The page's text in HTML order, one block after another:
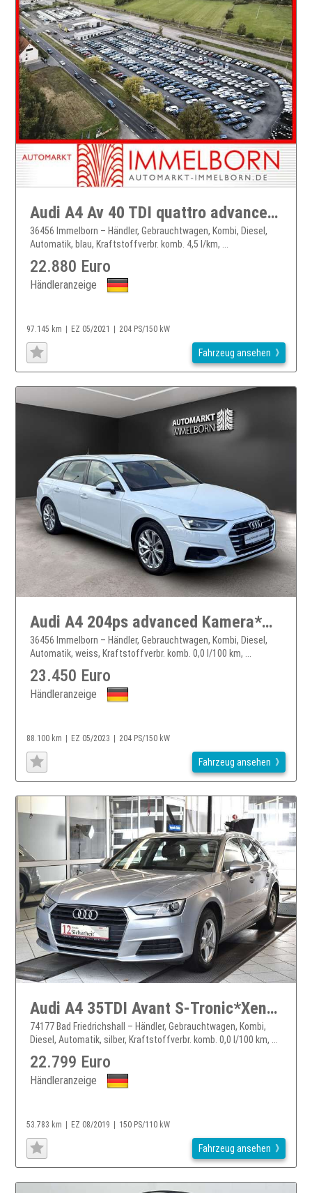
Audi A4 Av 40 TDI quattro advanced Navi*LED*B&O*Shz
36456 Immelborn – Händler, Gebrauchtwagen, Kombi, Diesel,
Automatik, blau, Kraftstoffverbr. komb. 4,5 l/km, ...
22.880 Euro
Händleranzeige
97.145 km EZ 05/2021 204 PS/150 kW
Fahrzeug ansehen
Audi A4 204ps advanced Kamera*AHK*Massag*3Zonen*ACC
36456 Immelborn – Händler, Gebrauchtwagen, Kombi, Diesel,
Automatik, weiss, Kraftstoffverbr. komb. 0,0 l/100 km, ...
23.450 Euro
Händleranzeige
88.100 km EZ 05/2023 204 PS/150 kW
Fahrzeug ansehen
Audi A4 35TDI Avant S-Tronic*Xenon Plus*SHZ*PDC*Navi
74177 Bad Friedrichshall – Händler, Gebrauchtwagen, Kombi,
Diesel, Automatik, silber, Kraftstoffverbr. komb. 0,0 l/100 km, ...
22.799 Euro
Händleranzeige
53.783 km EZ 08/2019 150 PS/110 kW
Fahrzeug ansehen